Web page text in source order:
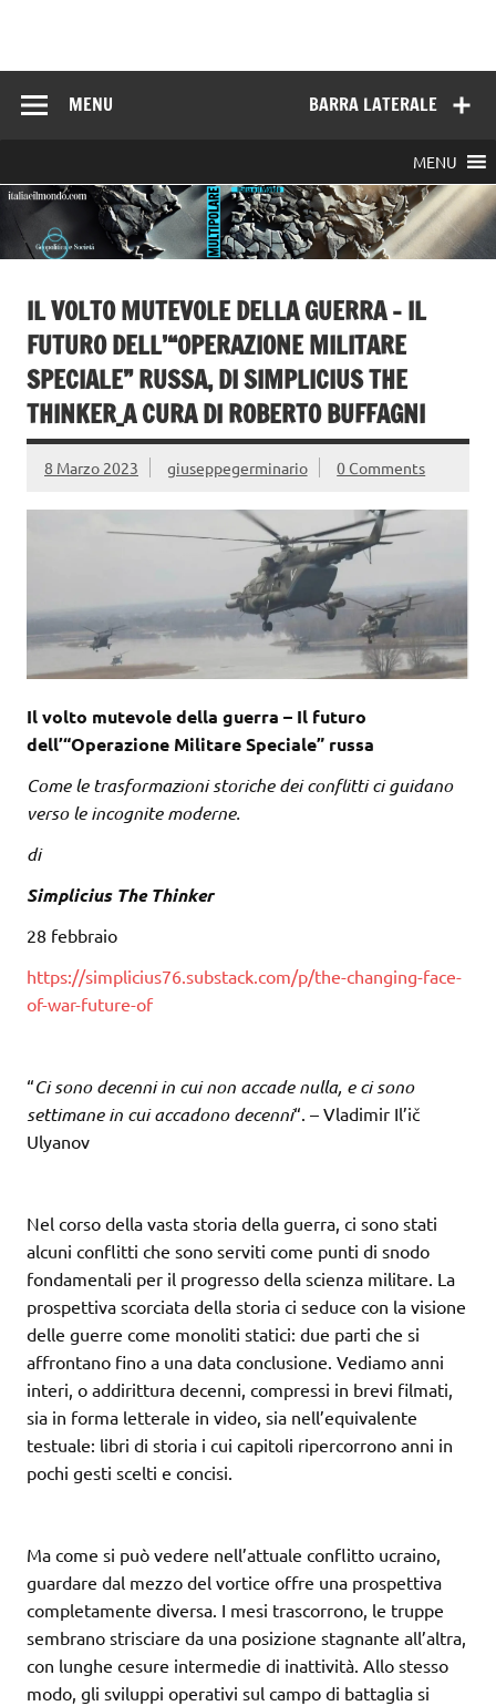
BARRA LATERALE
MENU
MENU
IL VOLTO MUTEVOLE DELLA GUERRA – IL
FUTURO DELL’“OPERAZIONE MILITARE
SPECIALE” RUSSA, DI SIMPLICIUS THE
THINKER_A CURA DI ROBERTO BUFFAGNI
8 Marzo 2023 giuseppegerminario 0 Comments
Il volto mutevole della guerra – Il futuro
dell’“Operazione Militare Speciale” russa
Come le trasformazioni storiche dei conflitti ci guidano
verso le incognite moderne.
di
Simplicius The Thinker
28 febbraio
https://simplicius76.substack.com/p/the-changing-face-
of-war-future-of
“Ci sono decenni in cui non accade nulla, e ci sono
settimane in cui accadono decenni“. – Vladimir Il’ič
Ulyanov
Nel corso della vasta storia della guerra, ci sono stati
alcuni conflitti che sono serviti come punti di snodo
fondamentali per il progresso della scienza militare. La
prospettiva scorciata della storia ci seduce con la visione
delle guerre come monoliti statici: due parti che si
affrontano fino a una data conclusione. Vediamo anni
interi, o addirittura decenni, compressi in brevi filmati,
sia in forma letterale in video, sia nell’equivalente
testuale: libri di storia i cui capitoli ripercorrono anni in
pochi gesti scelti e concisi.
Ma come si può vedere nell’attuale conflitto ucraino,
guardare dal mezzo del vortice offre una prospettiva
completamente diversa. I mesi trascorrono, le truppe
sembrano strisciare da una posizione stagnante all’altra,
con lunghe cesure intermedie di inattività. Allo stesso
modo, gli sviluppi operativi sul campo di battaglia si